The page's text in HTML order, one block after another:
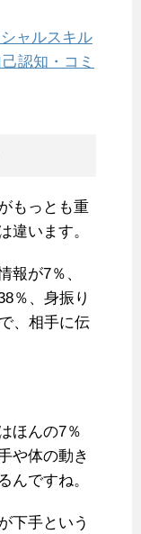
ャルスキル
認知・コミ
もっとも重
違います。
報が7％、
％、身振り
、相手に伝
ほんの7％
や体の動き
んですね。
下手という